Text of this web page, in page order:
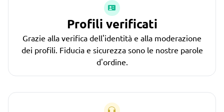
Profili verificati
Grazie alla verifica dell'identità e alla moderazione
dei profili. Fiducia e sicurezza sono le nostre parole
d'ordine.